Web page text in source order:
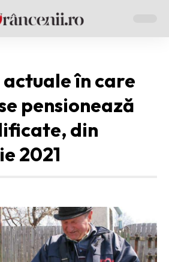
în care
pensionează
din
2021